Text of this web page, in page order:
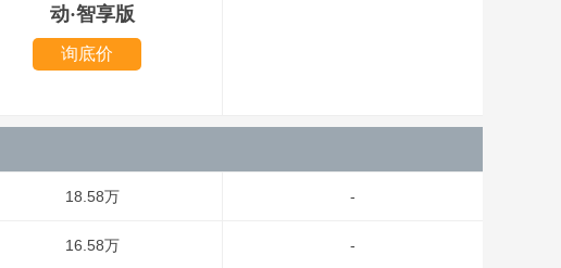
动·智享版
询底价
18.58万 -
16.58万 -